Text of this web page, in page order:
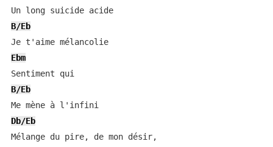
Un long suicide acide
B/Eb
Je t'aime mélancolie
Ebm
B/Eb
Db/Eb